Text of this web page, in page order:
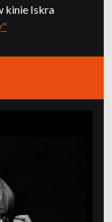
kinie Iskra